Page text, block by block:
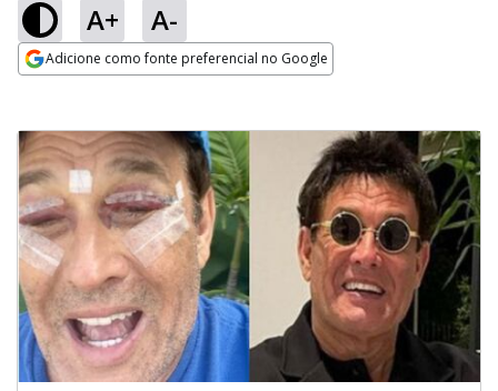
A+ A-
Adicione como fonte preferencial no Google